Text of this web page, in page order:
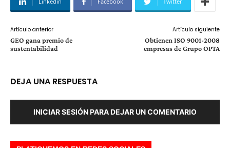
Artículo anterior
GEO gana premio de
sustentabilidad
Artículo siguiente
Obtienen ISO 9001-2008
empresas de Grupo OPTA
DEJA UNA RESPUESTA
INICIAR SESIÓN PARA DEJAR UN COMENTARIO